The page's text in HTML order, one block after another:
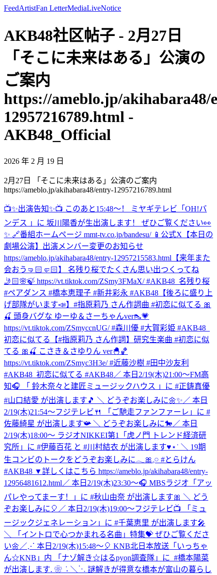
FeedArtistFan LetterMediaLiveNotice
AKB48社区帖子 - 2月27日
「そこに未来はある」公演の
ご案内
https://ameblo.jp/akihabara48/
12957216789.html -
AKB48_Official
2026 年 2 月 19 日
2月27日 「そこに未来はある」公演のご案内
https://ameblo.jp/akihabara48/entry-12957216789.html
📺✨出演告知✨📺 このあと15:48〜！ ミヤギテレビ「OH!バ
ンデス 」に 坂川陽香が生出演します！ ぜひご覧ください👀
✨ 🔗番組ホームページ mmt-tv.co.jp/bandesu/ 📱公式X 【本日の
劇場公演】出演メンバー変更のお知らせ
https://ameblo.jp/akihabara48/entry-12957215583.html 【来年また
会おう🤜🏻🤛🏻】 名残り桜でたくさん思い出つくってね
🤳🏻🌸🍃 https://vt.tiktok.com/ZSmy3FMaX/ #AKB48_名残り桜
#ペアダンス #橋本恵理子 #新井彩永 #AKB48 【後ろに盛り上
げ部隊がいます📣】#指原莉乃 さん作詞曲 #初恋に似てる 🎀
🍒 頭身バグな ゆーゆ＆さーちゃんver👠💗
https://vt.tiktok.com/ZSmyccnUG/ #森川優 #大賀彩姫 #AKB48_
初恋に似てる
【#指原莉乃 さん作詞】研究生楽曲 #初恋に似
てる 🎀🍒 こさき＆さゆりん ver🐣🏀
https://vt.tiktok.com/ZSmyc3H3e/ #近藤沙樹 #田中沙友利
#AKB48_初恋に似てる #AKB48／ 本日2/19(木)21:00～FM高
知🎧 「 鈴⽊奈々と建匠ミュージックハウス 」に #正鋳真優
#山口結愛 が出演します🎵 ＼ どうぞお楽しみに🌼✨ ／ 本日
2/19(木)21:54～フジテレビ🍴 「ご馳走ファンファーレ」に #
佐藤綺星 が出演します📯 ＼ どうぞお楽しみに🐎 ／ 本日
2/19(木)18:00～ ラジオNIKKEI第1「虎ノ門 トレンド経済研
究所」に #伊藤百花 と #川村結衣 が出演します♥⋆˙ ＼ 19期
生コンビのトークをどうぞお楽しみに𓂃🎀𓈒𓏸 #とらけん
#AKB48 ▼詳しくはこちら https://ameblo.jp/akihabara48/entry-
12956481612.html ／ 本日2/19(木)23:30～🎧 MBSラジオ「アッ
パレやってまーす！」に #秋山由奈 が出演します🎀 ＼ どう
ぞお楽しみに🎈 ／ 本日2/19(木)19:00～フジテレビ📺 「ミュ
ージックジェネレーション」に #千葉恵里 が出演します🎤
＼ 「イントロで心つかまれる名曲」特集💝 ぜひご覧くださ
い🌼 ‎／⋰ ‎本日2/19(木)15:48～🎈 ‎KNB北日本放送「いっちゃ
ん☆KNB」内 ‎「ナゾ解き☆はるpyon調査隊」に ‎ ⁦‪#橋本陽菜‬⁩
が出演します. ❀ ݁ ˖ ‎＼⋱ ‎謎解きが得意な橋本が富山の暮らし